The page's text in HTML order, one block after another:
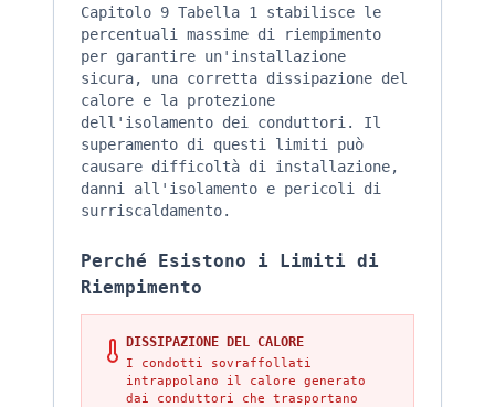
Capitolo 9 Tabella 1 stabilisce le
percentuali massime di riempimento
per garantire un'installazione
sicura, una corretta dissipazione del
calore e la protezione
dell'isolamento dei conduttori. Il
superamento di questi limiti può
causare difficoltà di installazione,
danni all'isolamento e pericoli di
surriscaldamento.
Perché Esistono i Limiti di
Riempimento
DISSIPAZIONE DEL CALORE
I condotti sovraffollati
intrappolano il calore generato
dai conduttori che trasportano